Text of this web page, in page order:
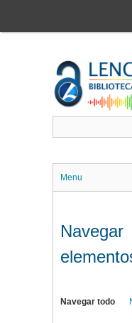
contenido
Menu
Navegar todo